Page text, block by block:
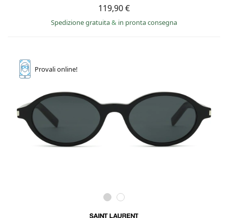
119,90 €
Spedizione gratuita& in pronta consegna
Provalionline!